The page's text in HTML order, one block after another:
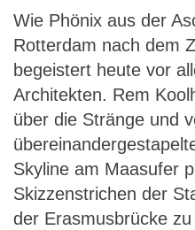
Wie Phönix aus der
Rotterdam nach dem
begeistert heute vor
Architekten. Rem
über die Stränge und
Skyline am Maasufer
Skizzenstrichen der
der Erasmusbrücke